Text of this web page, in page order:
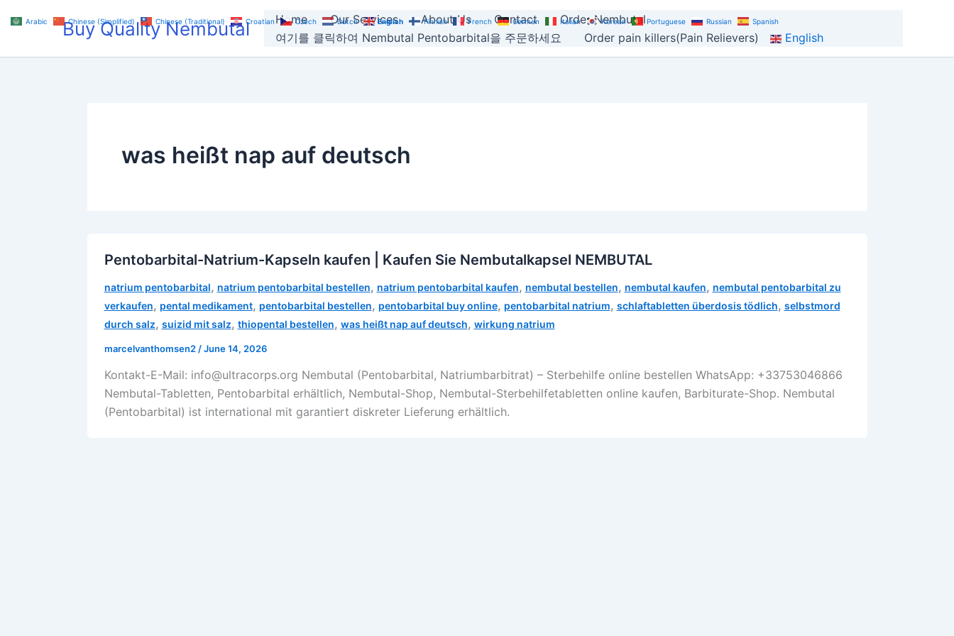
Buy Quality Nembutal Home Our Services About Us Contact
Order Nembutal
여기를 클릭하여 Nembutal Pentobarbital을 주문하세요
Order pain killers(Pain Relievers) English
was heißt nap auf deutsch
Pentobarbital-Natrium-Kapseln kaufen | Kaufen Sie Nembutalkapsel NEMBUTAL
natrium pentobarbital, natrium pentobarbital bestellen, natrium pentobarbital kaufen, nembutal bestellen, nembutal kaufen, nembutal pentobarbital zu
verkaufen, pental medikament, pentobarbital bestellen, pentobarbital buy online, pentobarbital natrium, schlaftabletten überdosis tödlich, selbstmord
durch salz, suizid mit salz, thiopental bestellen, was heißt nap auf deutsch, wirkung natrium
marcelvanthomsen2 /June 14, 2026
Kontakt-E-Mail: info@ultracorps.org Nembutal (Pentobarbital, Natriumbarbitrat) – Sterbehilfe online bestellen WhatsApp: +33753046866
Nembutal-Tabletten, Pentobarbital erhältlich, Nembutal-Shop, Nembutal-Sterbehilfetabletten online kaufen, Barbiturate-Shop. Nembutal
(Pentobarbital) ist international mit garantiert diskreter Lieferung erhältlich.
Arabic Chinese (Simplified) Chinese (Traditional) Croatian Czech Dutch English Finnish French German Italian Korean Portuguese Russian Spanish